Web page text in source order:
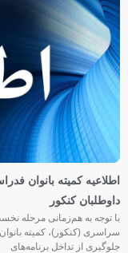
اطلاعیه کمیته بانوان
داوطلبان کنکور
با توجه به هم‌زمانی مرحله
سراسری (کنکور)، کمیته
جلوگیری از تداخل برنامه‌های